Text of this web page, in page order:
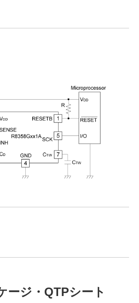
ージ・QTPシート